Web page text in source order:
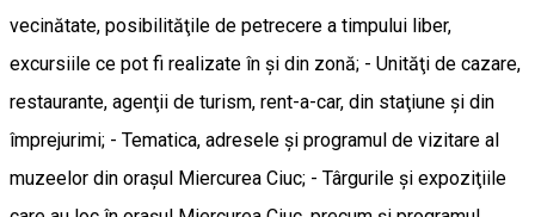
vecinătate, posibilităţile de petrecere a timpului liber,
excursiile ce pot fi realizate în şi din zonă; - Unităţi de cazare,
restaurante, agenţii de turism, rent-a-car, din staţiune şi din
împrejurimi; - Tematica, adresele şi programul de vizitare al
muzeelor din oraşul Miercurea Ciuc; - Târgurile şi expoziţiile